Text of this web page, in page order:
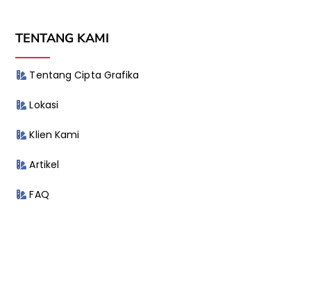
TENTANG KAMI
Tentang Cipta Grafika
Lokasi
Klien Kami
Artikel
FAQ